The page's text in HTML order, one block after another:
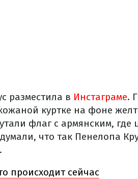
разместила в Инстаграме.
куртке на фоне
флаг с армянским, где
что так Пенелопа
происходит сейчас